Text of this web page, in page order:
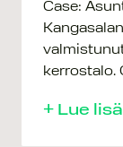
Case:
kerrostalo.
+ Lue